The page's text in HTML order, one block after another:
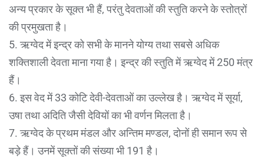
अन्य प्रकार के सूक्त भी हैं, परंतु देवताओं की स्तुति करने के स्तोत्रों
की प्रमुखता है।
5. ऋग्वेद में इन्द्र को सभी के मानने योग्य तथा सबसे अधिक
शक्तिशाली देवता माना गया है। इन्द्र की स्तुति में ऋग्वेद में 250 मंत्र
हैं।
6. इस वेद में 33 कोटि देवी-देवताओं का उल्लेख है। ऋग्वेद में सूर्या,
उषा तथा अदिति जैसी देवियों का भी वर्णन मिलता है।
7. ऋग्वेद के प्रथम मंडल और अन्तिम मण्डल, दोनों ही समान रूप से
बड़े हैं। उनमें सूक्तों की संख्या भी 191 है।